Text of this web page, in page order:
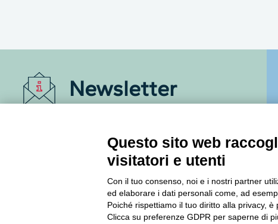
Newsletter
Informazioni per restare sempre aggiornati sul
mondo della cooperazione.
Archivio Newsletter
Questo sito web
visitatori e utenti
Con il tuo consenso, noi e i nostri partner
ed elaborare i dati personali come, ad
Poiché rispettiamo il tuo diritto alla privacy,
Clicca su preferenze GDPR per saperne di